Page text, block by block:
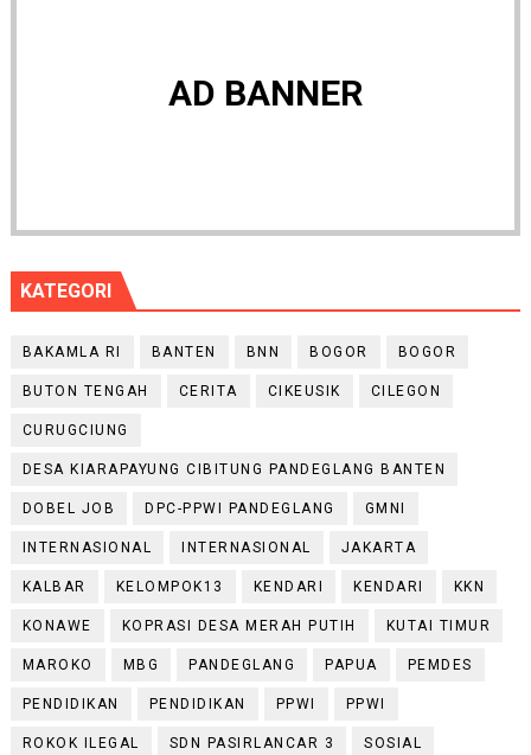
AD BANNER
KATEGORI
BAKAMLA RI BANTEN BNN BOGOR BOGOR
BUTON TENGAH CERITA CIKEUSIK CILEGON
CURUGCIUNG
DESA KIARAPAYUNG CIBITUNG PANDEGLANG BANTEN
DOBEL JOB DPC-PPWI PANDEGLANG GMNI
INTERNASIONAL INTERNASIONAL JAKARTA
KALBAR KELOMPOK13 KENDARI KENDARI KKN
KONAWE KOPRASI DESA MERAH PUTIH KUTAI TIMUR
MAROKO MBG PANDEGLANG PAPUA PEMDES
PENDIDIKAN PENDIDIKAN PPWI PPWI
ROKOK ILEGAL SDN PASIRLANCAR 3 SOSIAL